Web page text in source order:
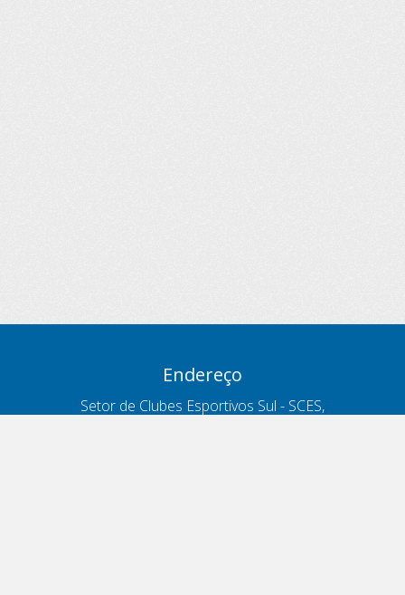
Endereço
Setor de Clubes Esportivos Sul - SCES,